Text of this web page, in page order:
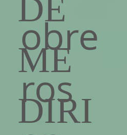
obre
ros
DE
ME
DIRI